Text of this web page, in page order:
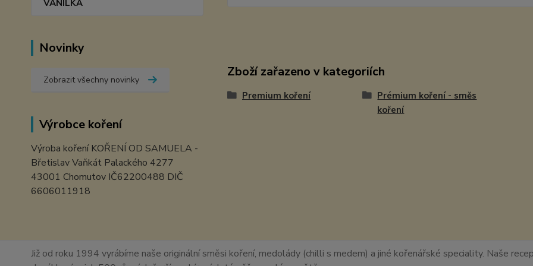
VANILKA
Novinky
Zobrazit všechny novinky
Výrobce koření
Výroba koření KOŘENÍ OD SAMUELA -
Břetislav Vaňkát Palackého 4277
43001 Chomutov IČ62200488 DIČ
6606011918
Zboží zařazeno v kategoriích
Premium koření
Prémium koření - směs
koření
Již od roku 1994 vyrábíme naše originální směsi koření, medolády (chilli s medem) a jiné kořenářské speciality. Naše